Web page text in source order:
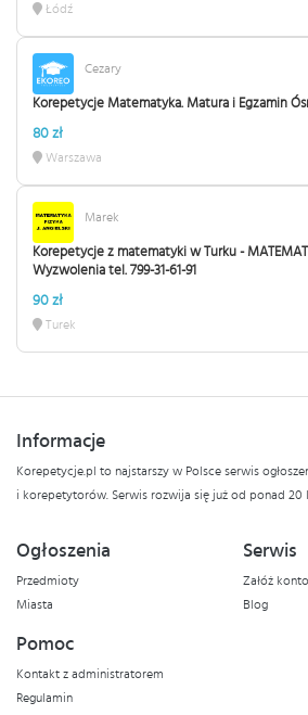
Łódź
Cezary
Korepetycje Matematyka. Matura i Egzamin
80 zł
Warszawa
Marek
Korepetycje z matematyki w Turku -
Wyzwolenia tel. 799-31-61-91
90 zł
Turek
Informacje
Korepetycje.pl to najstarszy w Polsce serwis
i korepetytorów. Serwis rozwija się już od ponad 20
Ogłoszenia
Przedmioty
Miasta
Serwis
Załóż konto
Blog
Pomoc
Kontakt z administratorem
Regulamin